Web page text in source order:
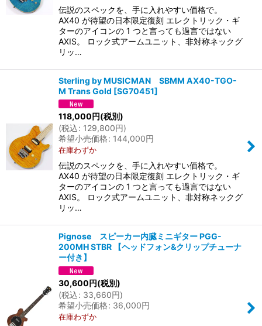
伝説のスペックを、手に入れやすい価格で。
AX40 が待望の日本限定復刻 エレクトリック・ギ
ターのアイコンの 1 つと言っても過言ではない
AXIS。 ロック式アームユニット、非対称ネックグ
リッ…
Sterling by MUSICMAN SBMM AX40-TGO-
M Trans Gold [SG70451]
118,000円(税別)
(税込: 129,800円)
希望小売価格: 144,000円
在庫わずか
伝説のスペックを、手に入れやすい価格で。
AX40 が待望の日本限定復刻 エレクトリック・ギ
ターのアイコンの 1 つと言っても過言ではない
AXIS。 ロック式アームユニット、非対称ネックグ
リッ…
Pignose スピーカー内臓ミニギター PGG-
200MH STBR 【ヘッドフォン&クリップチューナ
ー付き】
30,600円(税別)
(税込: 33,660円)
希望小売価格: 36,000円
在庫わずか